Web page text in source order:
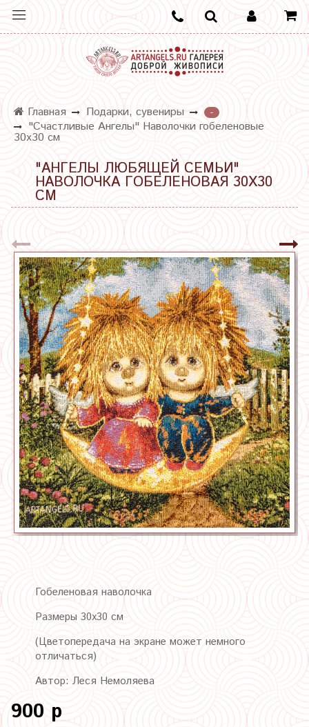
Главная Подарки, сувениры
-
"Счастливые Ангелы" Наволочки гобеленовые
30х30 см
"АНГЕЛЫ ЛЮБЯЩЕЙ СЕМЬИ"
НАВОЛОЧКА ГОБЕЛЕНОВАЯ 30Х30
СМ
Гобеленовая наволочка
Размеры 30х30 см
(Цветопередача на экране может немного
отличаться)
Автор: Леся Немоляева
900 р